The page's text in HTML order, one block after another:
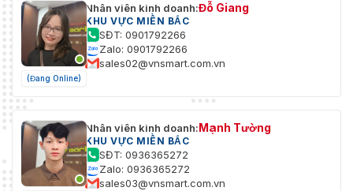
(Đang Online)
Nhân viên kinh doanh:Đỗ Giang
KHU VỰC MIỀN BẮC
SĐT: 0901792266
Zalo: 0901792266
sales02@vnsmart.com.vn
Nhân viên kinh doanh:Mạnh Tường
KHU VỰC MIỀN BẮC
SĐT: 0936365272
Zalo: 0936365272
sales03@vnsmart.com.vn